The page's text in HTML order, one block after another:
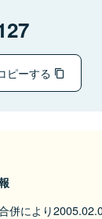
ピーする
併により